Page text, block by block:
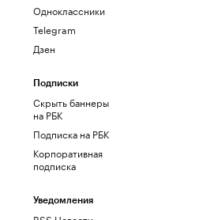
Одноклассники
Telegram
Дзен
Подписки
Скрыть баннеры
на РБК
Подписка на РБК
Корпоративная
подписка
Уведомления